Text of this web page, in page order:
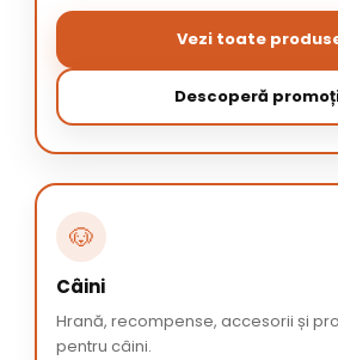
Vezi toate
Descoperă
🐶
Câini
Hrană, recompense, accesorii și
pentru câini.